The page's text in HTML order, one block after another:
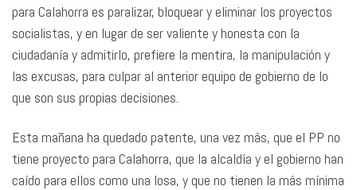
para Calahorra es paralizar, bloquear y eliminar los proyectos
socialistas, y en lugar de ser valiente y honesta con la
ciudadanía y admitirlo, prefiere la mentira, la manipulación y
las excusas, para culpar al anterior equipo de gobierno de lo
que son sus propias decisiones.
Esta mañana ha quedado patente, una vez más, que el PP no
tiene proyecto para Calahorra, que la alcaldía y el gobierno han
caído para ellos como una losa, y que no tienen la más mínima